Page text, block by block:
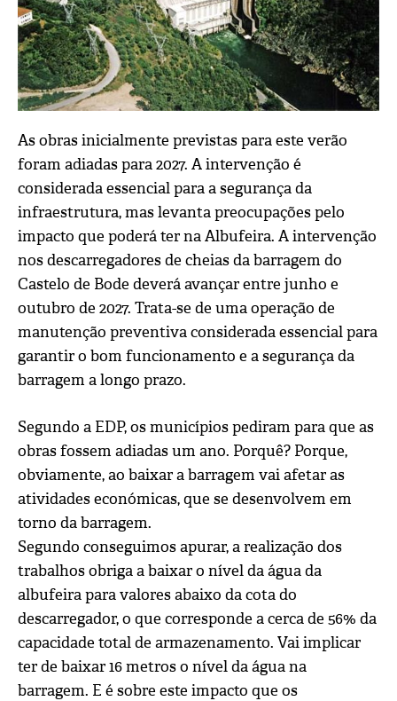
As obras inicialmente previstas para este verão
foram adiadas para 2027. A intervenção é
considerada essencial para a segurança da
infraestrutura, mas levanta preocupações pelo
impacto que poderá ter na Albufeira. A intervenção
nos descarregadores de cheias da barragem do
Castelo de Bode deverá avançar entre junho e
outubro de 2027. Trata-se de uma operação de
manutenção preventiva considerada essencial para
garantir o bom funcionamento e a segurança da
barragem a longo prazo.
Segundo a EDP, os municípios pediram para que as
obras fossem adiadas um ano. Porquê? Porque,
obviamente, ao baixar a barragem vai afetar as
atividades económicas, que se desenvolvem em
torno da barragem.
Segundo conseguimos apurar, a realização dos
trabalhos obriga a baixar o nível da água da
albufeira para valores abaixo da cota do
descarregador, o que corresponde a cerca de 56% da
capacidade total de armazenamento. Vai implicar
ter de baixar 16 metros o nível da água na
barragem. E é sobre este impacto que os